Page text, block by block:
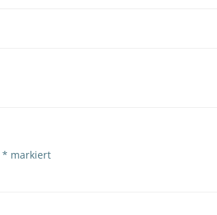
* markiert